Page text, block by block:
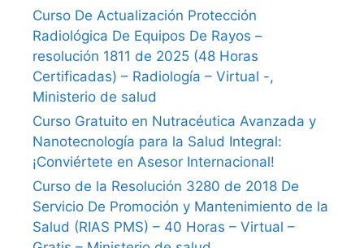
Curso De Actualización Protección
Radiológica De Equipos De Rayos –
resolución 1811 de 2025 (48 Horas
Certificadas) – Radiología – Virtual -,
Ministerio de salud
Curso Gratuito en Nutracéutica Avanzada y
Nanotecnología para la Salud Integral:
¡Conviértete en Asesor Internacional!
Curso de la Resolución 3280 de 2018 De
Servicio De Promoción y Mantenimiento de la
Salud (RIAS PMS) – 40 Horas – Virtual –